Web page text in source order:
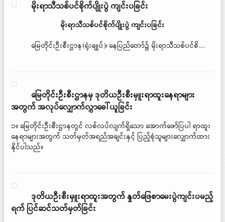
မိုးရာသီသစ်ပင်စိုက်ပျိုးပွဲ ကျင်းပခြင်း
မိုးရာသီသစ်ပင်စိုက်ပျိုးပွဲ ကျင်းပခြင်း
မြေတိုင်းဦးစီးဌာန(ရုံးချုပ်)၊ နေပြည်တော်၌ မိုးရာသီသစ်ပင်စိ...
မြေတိုင်းဦးစီးဌာနမှ ဒုတိယဦးစီးမှူးရာထူးနေရာများ
အတွက် အလုပ်လျှောက်လွှာခေါ်ယူခြင်း
၁။ မြေတိုင်းဦးစီးဌာနတွင် လစ်လပ်လျက်ရှိသော အောက်ဖော်ပြပါ ရာထူး
နေရာများအတွက် သတ်မှတ်အရည်အချင်းနှင့် ပြည့်စုံသူများလျှောက်ထား
နိုင်ပါသည်။
ဒုတိယဦးစီးမှူးရာထူးအတွက် နှုတ်ဖြေစာမေးပွဲကျင်းပမည့်
ရက် ပြင်ဆင်သတ်မှတ်ခြင်း